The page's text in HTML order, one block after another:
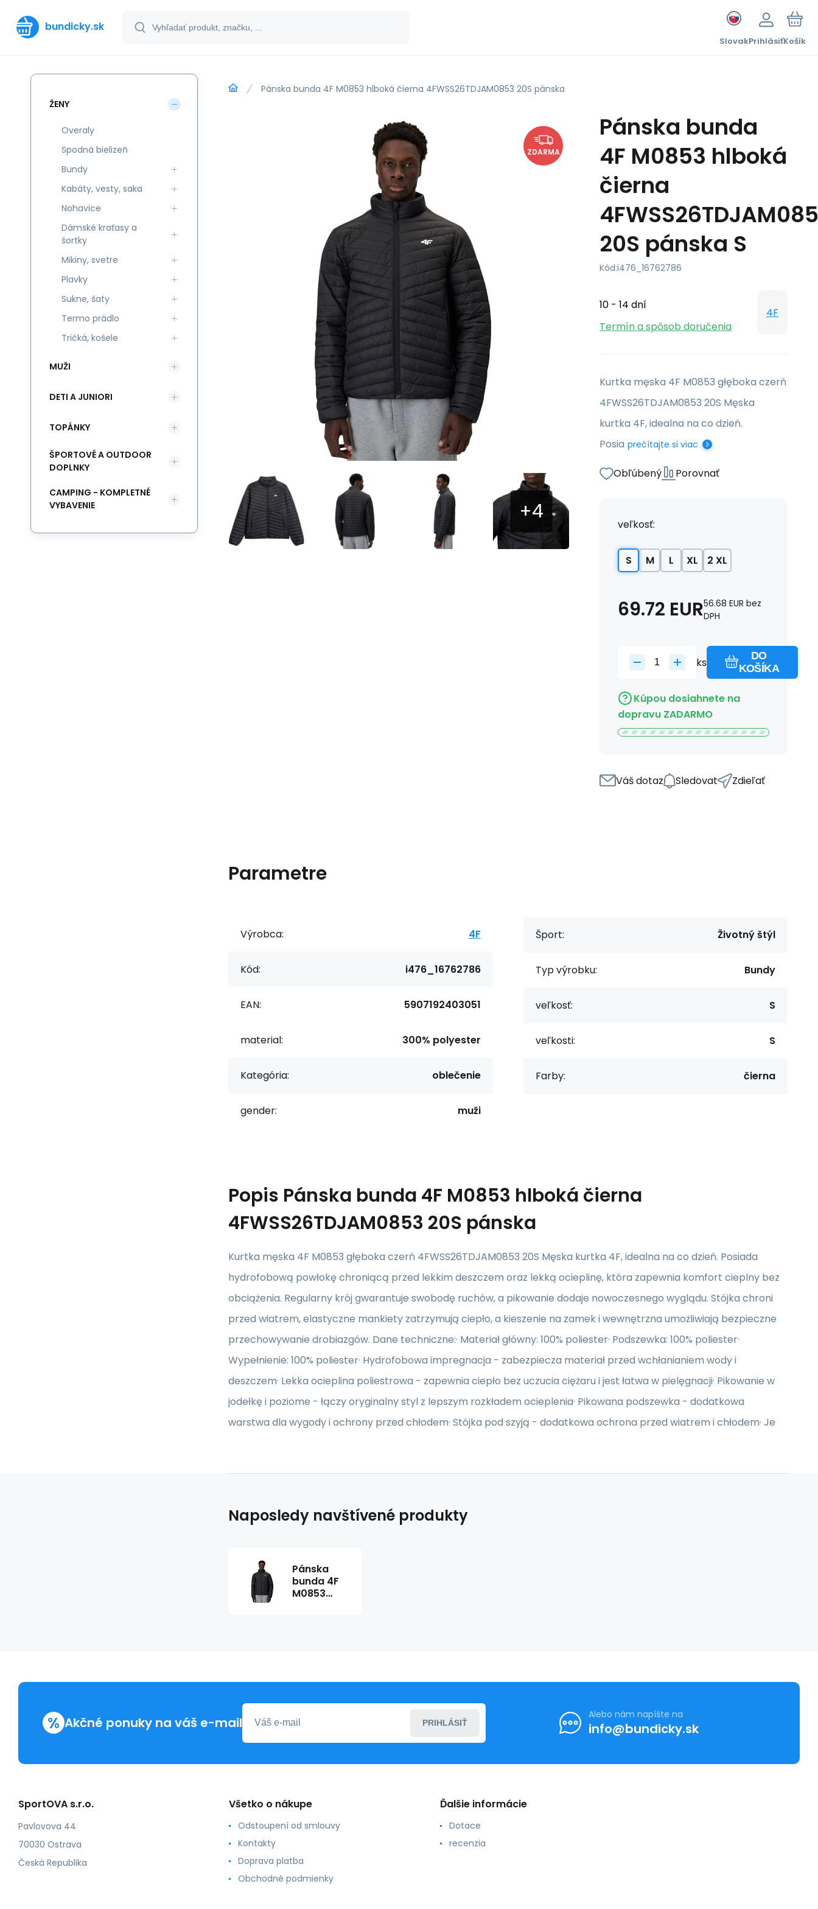
bundicky.sk
SlovakPrihlásiťKošík
Pánska bunda 4F M0853 hlboká čierna 4FWSS26TDJAM0853 20S pánska
ZDARMA
Pánska bunda
4F M0853 hlboká
čierna
20S pánska S
Kód:i476_16762786
10 - 14 dní
Termín a spôsob doručenia
4F
Kurtka męska 4F M0853 głęboka czerń
4FWSS26TDJAM0853 20S Męska
kurtka 4F, idealna na co dzień.
Posia prečítajte si viac
Obľúbený Porovnať
veľkosť:
S M L XL 2 XL
69.72 EUR56.68 EUR bez
DPH
ks
DO
KOŠÍKA
Kúpou dosiahnete na
dopravu ZADARMO
Váš dotaz Sledovat Zdieľať
Parametre
Výrobca: 4F
Kód: i476_16762786
EAN: 5907192403051
material: 300% polyester
Kategória: oblečenie
gender: muži
Šport: Životný štýl
Typ výrobku: Bundy
veľkosť: S
veľkosti: S
Farby: čierna
Popis Pánska bunda 4F M0853 hlboká čierna
4FWSS26TDJAM0853 20S pánska
Kurtka męska 4F M0853 głęboka czerń 4FWSS26TDJAM0853 20S Męska kurtka 4F, idealna na co dzień. Posiada
hydrofobową powłokę chroniącą przed lekkim deszczem oraz lekką ocieplinę, która zapewnia komfort cieplny bez
obciążenia. Regularny krój gwarantuje swobodę ruchów, a pikowanie dodaje nowoczesnego wyglądu. Stójka chroni
przed wiatrem, elastyczne mankiety zatrzymują ciepło, a kieszenie na zamek i wewnętrzna umożliwiają bezpieczne
przechowywanie drobiazgów. Dane techniczne:· Materiał główny: 100% poliester· Podszewka: 100% poliester·
Wypełnienie: 100% poliester· Hydrofobowa impregnacja - zabezpiecza materiał przed wchłanianiem wody i
deszczem· Lekka ocieplina poliestrowa - zapewnia ciepło bez uczucia ciężaru i jest łatwa w pielęgnacji· Pikowanie w
jodełkę i poziome - łączy oryginalny styl z lepszym rozkładem ocieplenia· Pikowana podszewka - dodatkowa
warstwa dla wygody i ochrony przed chłodem· Stójka pod szyją - dodatkowa ochrona przed wiatrem i chłodem· Je
ŽENY
Overaly
Spodná bielizeň
Bundy
Kabáty, vesty, saka
Nohavice
Dámské kraťasy a
šortky
Mikiny, svetre
Plavky
Sukne, šaty
Termo prádlo
Tričká, košele
MUŽI
DETI A JUNIORI
TOPÁNKY
ŠPORTOVÉ A OUTDOOR
DOPLNKY
CAMPING - KOMPLETNÉ
VYBAVENIE
Naposledy navštívené produkty
Pánska
bunda 4F
M0853
% Akčné ponuky na váš e-mail PRIHLÁSIŤ
Alebo nám napíšte na
info@bundicky.sk
SportOVA s.r.o.
Pavlovova 44
70030 Ostrava
Česká Republika
Všetko o nákupe
Odstoupení od smlouvy
Kontakty
Doprava platba
Obchodné podmienky
Ďalšie informácie
Dotace
recenzia